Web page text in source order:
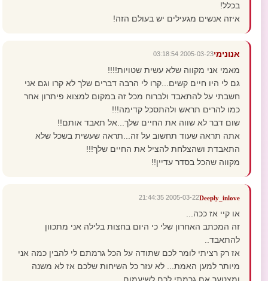
בכלל!
איזה אנשים מגעילים יש בעולם הזה!
אנונימי2005-03-23 03:18:54
מאמי אני מקווה שלא עשית שטויות!!!!
גם לי היו חיים קשים...קרו לי הרבה דברים שלך לא קרו וגם אני
חשבתי על להתאבד ולברוח מכל זה במקום למצוא פיתרון אחר
כמו להרים תראש ולהתסכל קדימה!!!
שום דבר לא שווה את החיים שלך...אל תאבד אותם!!
אתה תראה שעוד תחשוב על זה...תראה שעשית בשכל שלא
התאבדת ושהצלחת להציל את החיים שלך!!!
מקווה שהכל בסדר עדיין!!
Deeply_inlove
2005-03-22 21:44:35
או קיי אז ככה...
זה המכתב האחרון שלי כי היום בחצות בלילה אני מתכוון
להתאבד..
אז רק רציתי לומר לכם שתודה על הכל גרמתם לי להבין כמה אני
מיותר למען האמת... לא עזר כל השיחות שלכם אז לא משנה